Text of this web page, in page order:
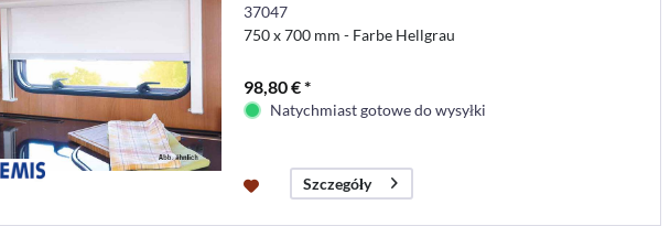
37047
750 x 700 mm - Farbe Hellgrau
98,80 € *
Natychmiast gotowe do wysyłki
Szczegóły